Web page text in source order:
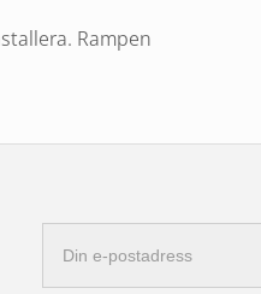
Rampen
på NEX
postadress